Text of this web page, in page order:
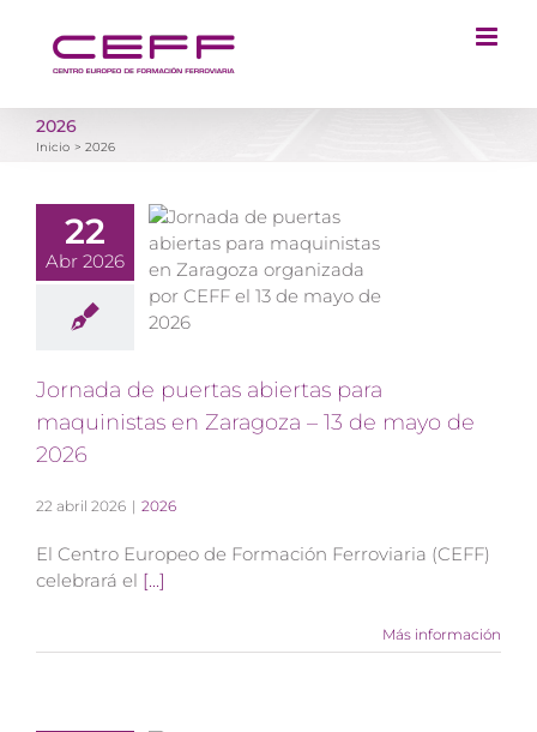
contenido
2026
Inicio 2026
22
Abr 2026
maquinistas en
Zaragoza – 13 de
Jornada de puertas abiertas para
maquinistas en Zaragoza – 13 de mayo de
2026
22 abril 2026 | 2026
El Centro Europeo de Formación Ferroviaria (CEFF)
celebrará el [...]
Más información